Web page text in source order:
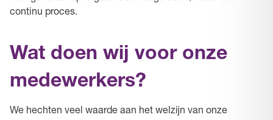
continu proces.
Wat doen wij voor onze
medewerkers?
We hechten veel waarde aan het welzijn van onze